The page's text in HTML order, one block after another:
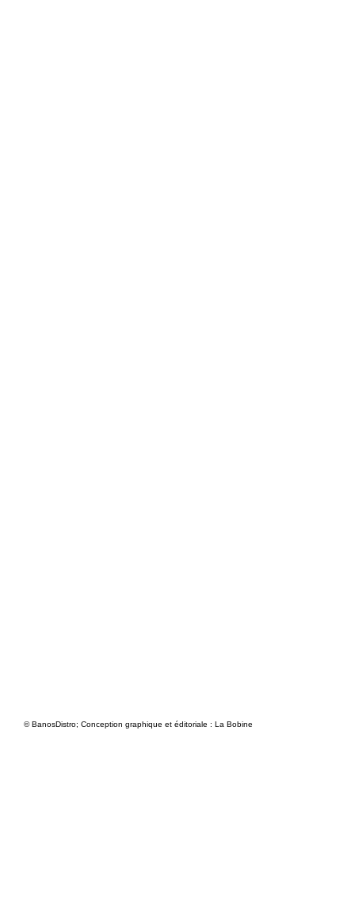
© BanosDistro; Conception graphique et éditoriale : La Bobine